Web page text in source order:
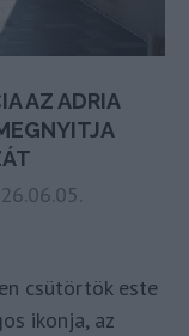
AZ ADRIA
csütörtök este
ikonja, az